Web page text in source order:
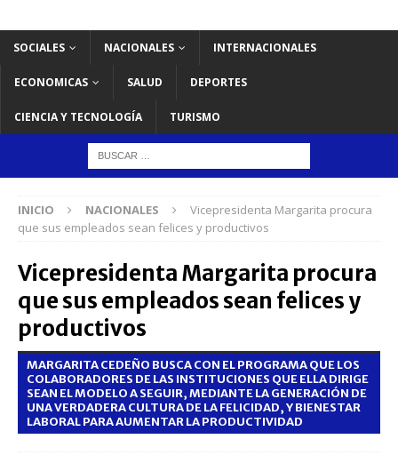
SOCIALES NACIONALES INTERNACIONALES
ECONOMICAS SALUD DEPORTES
CIENCIA Y TECNOLOGÍA TURISMO
INICIO NACIONALES
Vicepresidenta Margarita procura
que sus empleados sean felices y productivos
Vicepresidenta Margarita procura
que sus empleados sean felices y
productivos
MARGARITA CEDEÑO BUSCA CON EL PROGRAMA QUE LOS
COLABORADORES DE LAS INSTITUCIONES QUE ELLA DIRIGE
SEAN EL MODELO A SEGUIR, MEDIANTE LA GENERACIÓN DE
UNA VERDADERA CULTURA DE LA FELICIDAD, Y BIENESTAR
LABORAL PARA AUMENTAR LA PRODUCTIVIDAD